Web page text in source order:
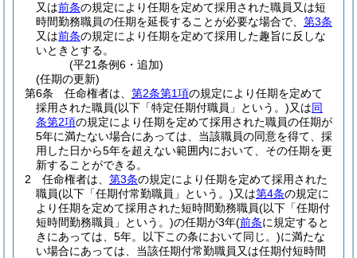
又は前条の規定により任期を定めて採用された職員又は短
時間勤務職員の任期を延長することが必要な場合で、 第3条
又は前条の規定により任期を定めて採用した趣旨に反しな
いときとする。
(平21条例6・追加)
(任期の更新)
第6条
任命権者は、 第2条第1項の規定により任期を定めて
採用された職員(以下「特定任期付職員」という。)又は同
条第2項の規定により任期を定めて採用された職員の任期が
5年に満たない場合にあっては、当該職員の同意を得て、採
用した日から5年を超えない範囲内において、その任期を更
新することができる。
2
任命権者は、 第3条の規定により任期を定めて採用された
職員(以下「任期付常勤職員」という。)又は第4条の規定に
より任期を定めて採用された短時間勤務職員(以下「任期付
短時間勤務職員」という。)の任期が3年(前条に規定すると
きにあっては、5年。以下この条において同じ。)に満たな
い場合にあっては、当該任期付常勤職員又は任期付短時間